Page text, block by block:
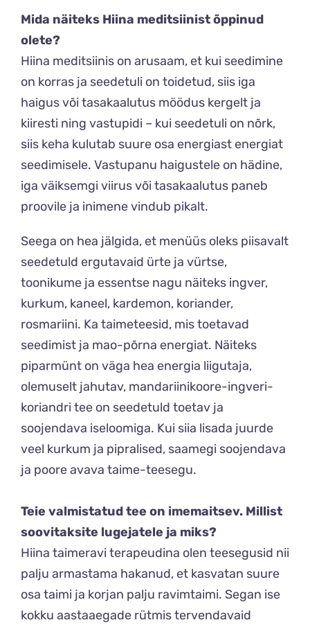
Mida näiteks Hiina meditsiinist õppinud
olete?
Hiina meditsiinis on arusaam, et kui seedimine
on korras ja seedetuli on toidetud, siis iga
haigus või tasakaalutus möödus kergelt ja
kiiresti ning vastupidi – kui seedetuli on nõrk,
siis keha kulutab suure osa energiast energiat
seedimisele. Vastupanu haigustele on hädine,
iga väiksemgi viirus või tasakaalutus paneb
proovile ja inimene vindub pikalt.
Seega on hea jälgida, et menüüs oleks piisavalt
seedetuld ergutavaid ürte ja vürtse,
toonikume ja essentse nagu näiteks ingver,
kurkum, kaneel, kardemon, koriander,
rosmariini. Ka taimeteesid, mis toetavad
seedimist ja mao-põrna energiat. Näiteks
piparmünt on väga hea energia liigutaja,
olemuselt jahutav, mandariinikoore-ingveri-
koriandri tee on seedetuld toetav ja
soojendava iseloomiga. Kui siia lisada juurde
veel kurkum ja pipralised, saamegi soojendava
ja poore avava taime-teesegu.
Teie valmistatud tee on imemaitsev. Millist
soovitaksite lugejatele ja miks?
Hiina taimeravi terapeudina olen teesegusid nii
palju armastama hakanud, et kasvatan suure
osa taimi ja korjan palju ravimtaimi. Segan ise
kokku aastaaegade rütmis tervendavaid